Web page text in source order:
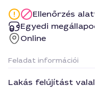
Ellenőrzés
Egyedi
Online
Feladat információi
Lakás felújítást